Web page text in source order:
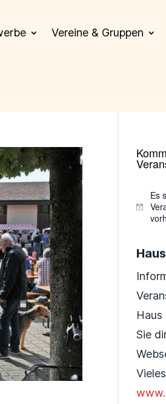
Vereine & Gruppen
Hinweis
Es
Haus
Sie